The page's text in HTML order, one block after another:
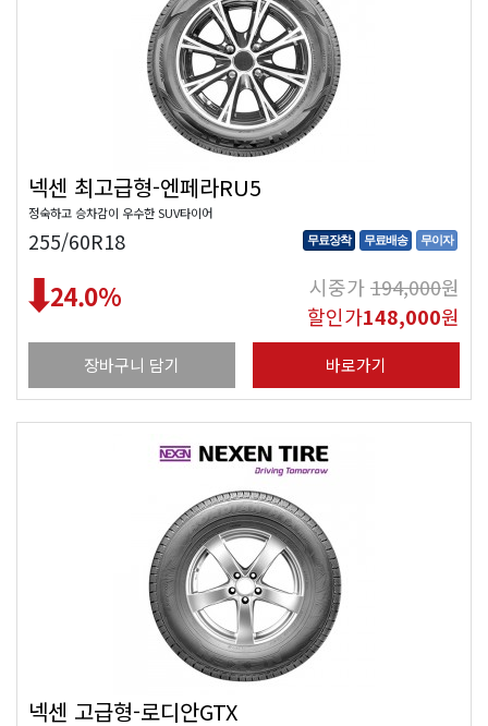
넥센 최고급형-엔페라RU5
정숙하고 승차감이 우수한 SUV타이어
255/60R18 무료장착 무료배송 무이자
24.0% 시중가194,000원
할인가148,000원
장바구니 담기 바로가기
넥센 고급형-로디안GTX